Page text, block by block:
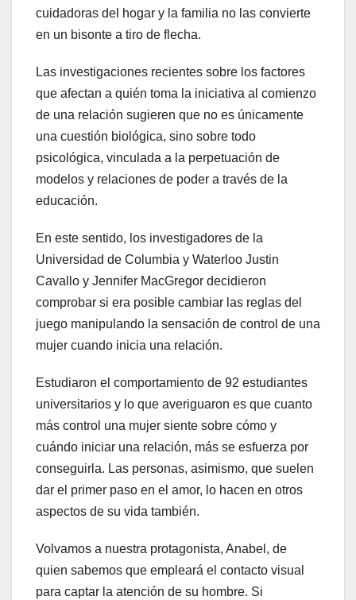
cuidadoras del hogar y la familia no las convierte
en un bisonte a tiro de flecha.
Las investigaciones recientes sobre los factores
que afectan a quién toma la iniciativa al comienzo
de una relación sugieren que no es únicamente
una cuestión biológica, sino sobre todo
psicológica, vinculada a la perpetuación de
modelos y relaciones de poder a través de la
educación.
En este sentido, los investigadores de la
Universidad de Columbia y Waterloo Justin
Cavallo y Jennifer MacGregor decidieron
comprobar si era posible cambiar las reglas del
juego manipulando la sensación de control de una
mujer cuando inicia una relación.
Estudiaron el comportamiento de 92 estudiantes
universitarios y lo que averiguaron es que cuanto
más control una mujer siente sobre cómo y
cuándo iniciar una relación, más se esfuerza por
conseguirla. Las personas, asimismo, que suelen
dar el primer paso en el amor, lo hacen en otros
aspectos de su vida también.
Volvamos a nuestra protagonista, Anabel, de
quien sabemos que empleará el contacto visual
para captar la atención de su hombre. Si